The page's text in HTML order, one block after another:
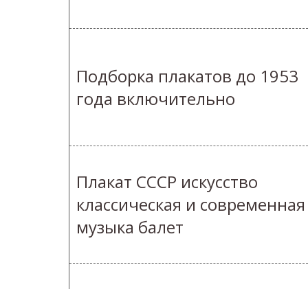
Подборка плакатов до 1953
года включительно
Плакат СССР искусство
классическая и современная
музыка балет